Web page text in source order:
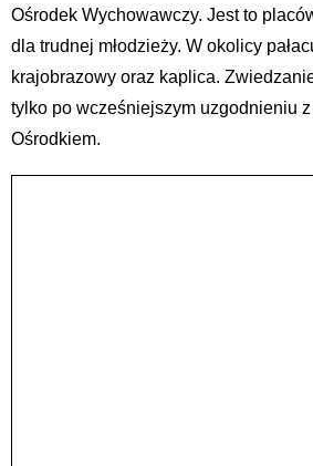
Ośrodek Wychowawczy. Jest to
dla trudnej młodzieży. W okolicy
krajobrazowy oraz kaplica.
tylko po wcześniejszym uzgodnieniu
Ośrodkiem.